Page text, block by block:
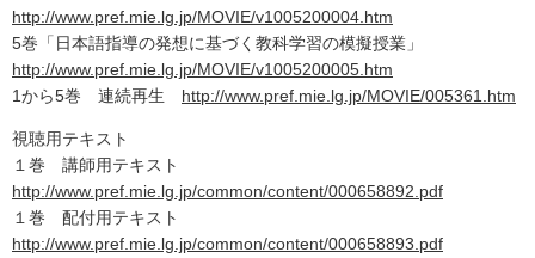
http://www.pref.mie.lg.jp/MOVIE/v1005200004.htm
5巻「日本語指導の発想に基づく教科学習の模擬授業」
http://www.pref.mie.lg.jp/MOVIE/v1005200005.htm
1から5巻 連続再生 http://www.pref.mie.lg.jp/MOVIE/005361.htm
視聴用テキスト
１巻 講師用テキスト
http://www.pref.mie.lg.jp/common/content/000658892.pdf
１巻 配付用テキスト
http://www.pref.mie.lg.jp/common/content/000658893.pdf